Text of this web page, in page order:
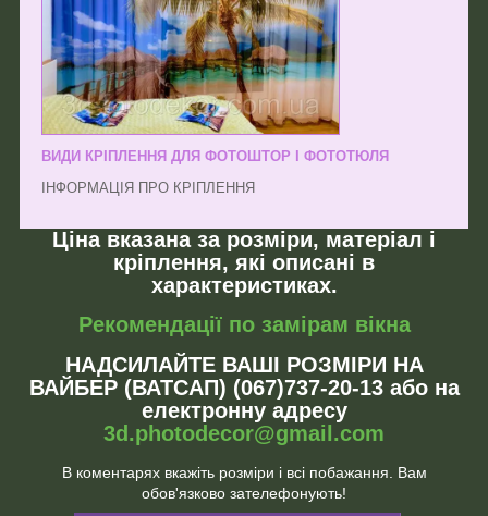
ВИДИ КРІПЛЕННЯ ДЛЯ ФОТОШТОР І ФОТОТЮЛЯ
ІНФОРМАЦІЯ ПРО КРІПЛЕННЯ
Ціна вказана за розміри, матеріал і
кріплення, які описані в
характеристиках.
Рекомендації по замірам вікна
НАДСИЛАЙТЕ ВАШІ РОЗМІРИ НА
ВАЙБЕР (ВАТСАП) (067)737-20-13 або на
електронну адресу
3d.photodecor@gmail.com
В коментарях вкажіть розміри і всі побажання. Вам
обов'язково зателефонують!